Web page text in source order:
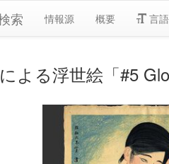
索 情報源 概要 言語
よる浮世絵「#5